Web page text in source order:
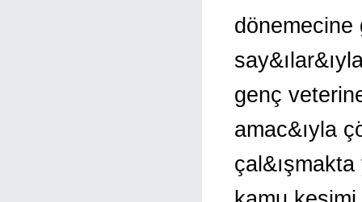
dönemecine
genç
amac&ıyla